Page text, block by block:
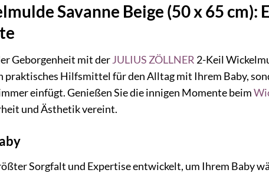
Savanne Beige (50 x 65 cm):
Geborgenheit mit derJULIUS ZÖLLNER 2-Keil
praktisches Hilfsmittel für den Alltag mit Ihrem Baby,
einfügt. Genießen Sie die innigen Momente beim
und Ästhetik vereint.
Sorgfalt und Expertise entwickelt, um Ihrem Baby